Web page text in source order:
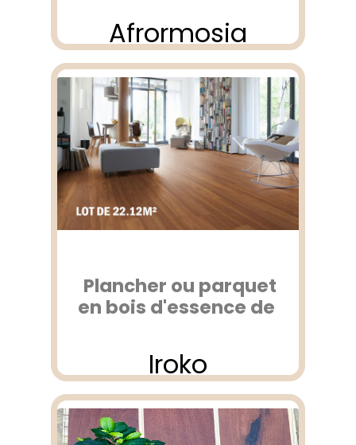
Afrormosia
Plancher ou parquet
en bois d'essence de
Iroko